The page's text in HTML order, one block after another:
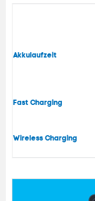
Akkulaufzeit
Fast Charging
Wireless Charging